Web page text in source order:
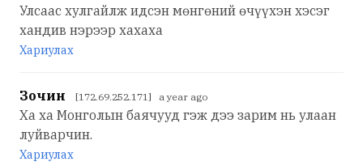
Улсаас хулгайлж идсэн мөнгөний өчүүхэн хэсэг
хандив нэрээр хахаха
Хариулах
Зочин [172.69.252.171] a year ago
Ха ха Монголын баячууд гэж дээ зарим нь улаан
луйварчин.
Хариулах